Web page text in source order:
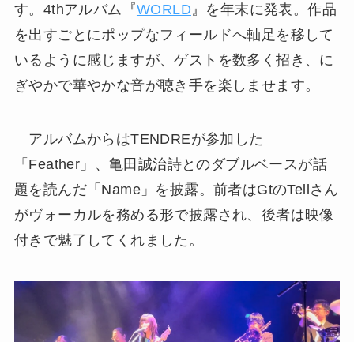
す。4thアルバム『WORLD 』を年末に発表。作品
を出すごとにポップなフィールドへ軸足を移して
いるように感じますが、ゲストを数多く招き、に
ぎやかで華やかな音が聴き手を楽しませます。
アルバムからはTENDREが参加した
「Feather」、亀田誠治詩とのダブルベースが話
題を読んだ「Name」を披露。前者はGtのTellさん
がヴォーカルを務める形で披露され、後者は映像
付きで魅了してくれました。